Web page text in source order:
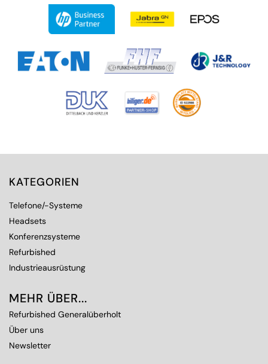
KATEGORIEN
Telefone/-Systeme
Headsets
Konferenzsysteme
Refurbished
Industrieausrüstung
MEHR ÜBER...
Refurbished Generalüberholt
Über uns
Newsletter